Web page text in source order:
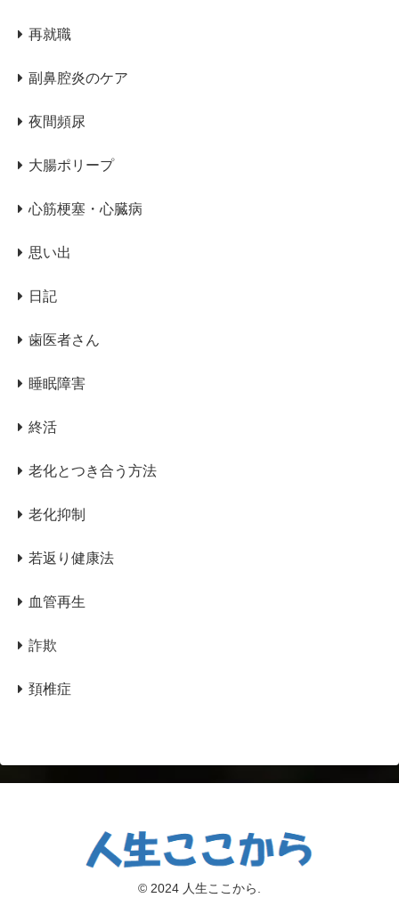
再就職
副鼻腔炎のケア
夜間頻尿
大腸ポリープ
心筋梗塞・心臓病
思い出
日記
歯医者さん
睡眠障害
終活
老化とつき合う方法
老化抑制
若返り健康法
血管再生
詐欺
頚椎症
© 2024 人生ここから.